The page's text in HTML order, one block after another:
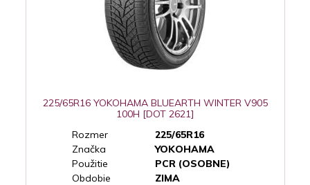
225/65R16 YOKOHAMA BLUEARTH WINTER V905
100H [DOT 2621]
Rozmer
225/65R16
Značka
YOKOHAMA
Použitie
PCR (OSOBNE)
Obdobie
ZIMA